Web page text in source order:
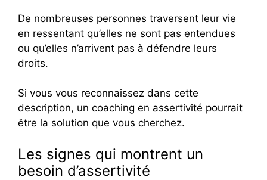
De nombreuses personnes traversent leur vie
en ressentant qu’elles ne sont pas entendues
ou qu’elles n’arrivent pas à défendre leurs
droits.
Si vous vous reconnaissez dans cette
description, un coaching en assertivité pourrait
être la solution que vous cherchez.
Les signes qui montrent un
besoin d’assertivité